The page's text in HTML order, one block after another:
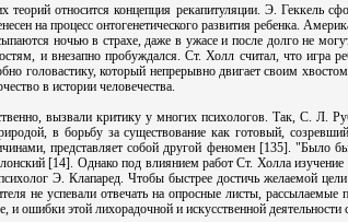
теорий относится концепция рекапитуляции. Э. Геккель
на процесс онтогенетического развития ребенка.
ночью в страхе, даже в ужасе и после долго не
и внезапно пробуждался. Ст. Холл считал, что
головастику, который непрерывно двигает своим
в истории человечества.
вызвали критику у многих психологов. Так, С. Л.
в борьбу за существование как готовый,
представляет собой другой феномен [135]. "Было бы
[14]. Однако под влиянием работ Ст. Холла
Э. Клапаред. Чтобы быстрее достичь желаемой
не успевали отвечать на опросные листы,
и ошибки этой лихорадочной и искусственной